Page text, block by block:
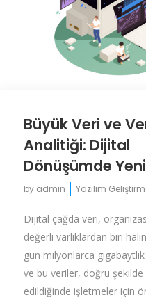
Büyük Veri ve
Analitiği: Dijital
Dönüşümde
by admin Yazılım
Dijital çağda veri,
değerli varlıklardan biri
gün milyonlarca
ve bu veriler, doğru şekilde
edildiğinde işletmeler için